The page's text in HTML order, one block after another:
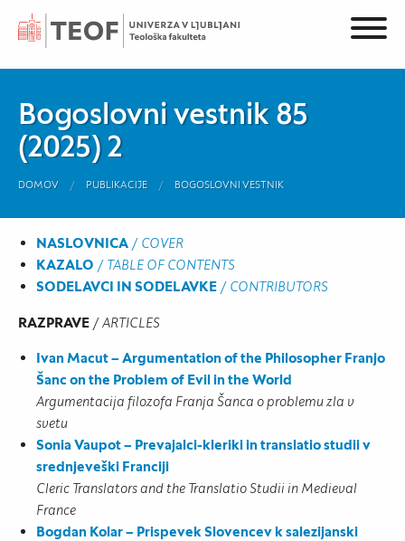
Bogoslovni vestnik 85
(2025) 2
DOMOV PUBLIKACIJE BOGOSLOVNI VESTNIK
NASLOVNICA / COVER
KAZALO / TABLE OF CONTENTS
SODELAVCI IN SODELAVKE / CONTRIBUTORS
RAZPRAVE /ARTICLES
Ivan Macut – Argumentation of the Philosopher Franjo
Šanc on the Problem of Evil in the World
Argumentacija filozofa Franja Šanca o problemu zla v
svetu
Sonia Vaupot – Prevajalci-kleriki in translatio studii v
srednjeveški Franciji
Cleric Translators and the Translatio Studii in Medieval
France
Bogdan Kolar – Prispevek Slovencev k salezijanski